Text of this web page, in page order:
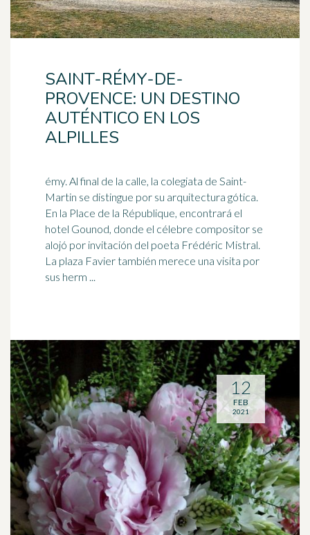
SAINT-RÉMY-DE-
PROVENCE: UN DESTINO
AUTÉNTICO EN LOS
ALPILLES
émy. Al final de la calle, la colegiata de Saint-
Martin se distingue por su arquitectura gótica.
En la Place de la République, encontrará el
hotel Gounod, donde el célebre compositor se
alojó por invitación del poeta Frédéric Mistral.
La plaza Favier también merece una visita por
sus herm ...
12
FEB
2021